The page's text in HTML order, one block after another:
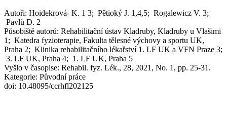
Autoři: Hoidekrová- K. 1 3; Pětioký J. 1,4,5; Rogalewicz V. 3;
Pavlů D. 2
Působiště autorů: Rehabilitační ústav Kladruby, Kladruby u Vlašimi
1; Katedra fyzioterapie, Fakulta tělesné výchovy a sportu UK,
Praha 2; Klinika rehabilitačního lékařství 1. LF UK a VFN Praze 3;
3. LF UK, Praha 4; 1. LF UK, Praha 5
Vyšlo v časopise: Rehabil. fyz. Lék., 28, 2021, No. 1, pp. 25-31.
Kategorie: Původní práce
doi: 10.48095/ccrhfl202125